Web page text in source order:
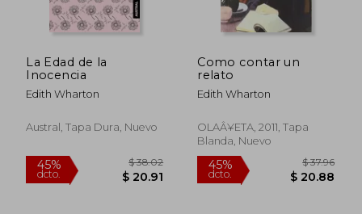
45% 45%
La Edad de la
Inocencia
Edith Wharton
Austral, Tapa Dura, Nuevo
Como contar un
relato
Edith Wharton
OLAÂ¥ETA, 2011, Tapa
Blanda, Nuevo